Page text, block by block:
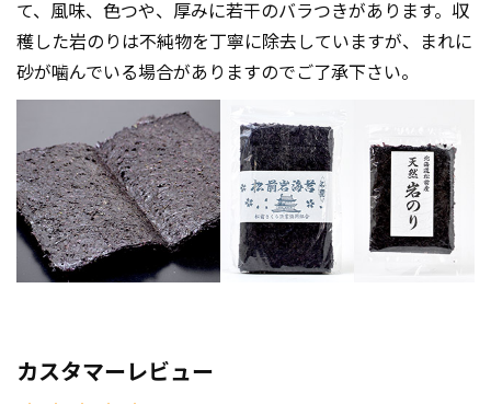
て、風味、色つや、厚みに若干のバラつきがあります。収
穫した岩のりは不純物を丁寧に除去していますが、まれに
砂が噛んでいる場合がありますのでご了承下さい。
カスタマーレビュー